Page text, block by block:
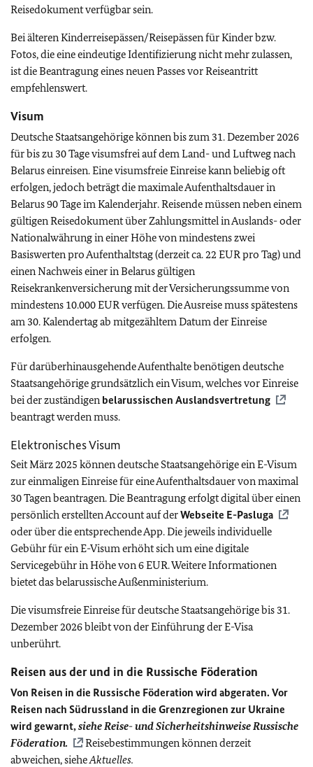
Reisedokument verfügbar sein.
Bei älteren Kinderreisepässen/Reisepässen für Kinder bzw.
Fotos, die eine eindeutige Identifizierung nicht mehr zulassen,
ist die Beantragung eines neuen Passes vor Reiseantritt
empfehlenswert.
Visum
Deutsche Staatsangehörige können bis zum 31. Dezember 2026
für bis zu 30 Tage visumsfrei auf dem Land- und Luftweg nach
Belarus einreisen. Eine visumsfreie Einreise kann beliebig oft
erfolgen, jedoch beträgt die maximale Aufenthaltsdauer in
Belarus 90 Tage im Kalenderjahr. Reisende müssen neben einem
gültigen Reisedokument über Zahlungsmittel in Auslands- oder
Nationalwährung in einer Höhe von mindestens zwei
Basiswerten pro Aufenthaltstag (derzeit ca. 22 EUR pro Tag) und
einen Nachweis einer in Belarus gültigen
Reisekrankenversicherung mit der Versicherungssumme von
mindestens 10.000 EUR verfügen. Die Ausreise muss spätestens
am 30. Kalendertag ab mitgezähltem Datum der Einreise
erfolgen.
Für darüberhinausgehende Aufenthalte benötigen deutsche
Staatsangehörige grundsätzlich ein Visum, welches vor Einreise
bei der zuständigen belarussischen Auslandsvertretung
beantragt werden muss.
Elektronisches Visum
Seit März 2025 können deutsche Staatsangehörige ein E-Visum
zur einmaligen Einreise für eine Aufenthaltsdauer von maximal
30 Tagen beantragen. Die Beantragung erfolgt digital über einen
persönlich erstellten Account auf derWebseite E-Pasluga
oder über die entsprechende App. Die jeweils individuelle
Gebühr für ein E-Visum erhöht sich um eine digitale
Servicegebühr in Höhe von 6 EUR. Weitere Informationen
bietet das belarussische Außenministerium.
Die visumsfreie Einreise für deutsche Staatsangehörige bis 31.
Dezember 2026 bleibt von der Einführung der E-Visa
unberührt.
Reisen aus der und in die Russische Föderation
Von Reisen in die Russische Föderation wird abgeraten. Vor
Reisen nach Südrussland in die Grenzregionen zur Ukraine
wird gewarnt,siehe Reise- und Sicherheitshinweise Russische
Föderation.
Reisebestimmungen können derzeit
abweichen, sieheAktuelles.